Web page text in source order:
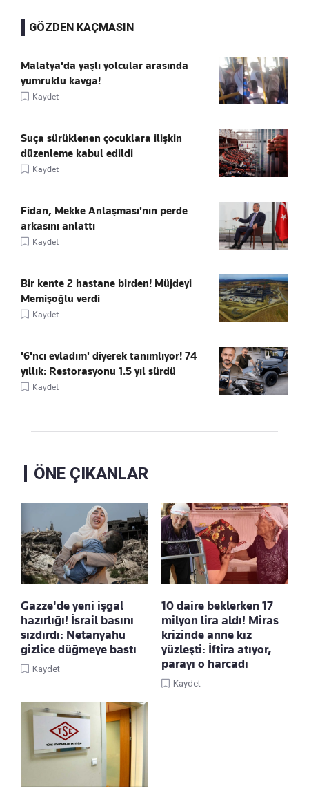
GÖZDEN KAÇMASIN
Malatya'da yaşlı yolcular arasında
yumruklu kavga!
Kaydet
Suça sürüklenen çocuklara ilişkin
düzenleme kabul edildi
Kaydet
Fidan, Mekke Anlaşması'nın perde
arkasını anlattı
Kaydet
Bir kente 2 hastane birden! Müjdeyi
Memişoğlu verdi
Kaydet
'6'ncı evladım' diyerek tanımlıyor! 74
yıllık: Restorasyonu 1.5 yıl sürdü
Kaydet
ÖNE ÇIKANLAR
Gazze'de yeni işgal
hazırlığı! İsrail basını
sızdırdı: Netanyahu
gizlice düğmeye bastı
Kaydet
10 daire beklerken 17
milyon lira aldı! Miras
krizinde anne kız
yüzleşti: İftira atıyor,
parayı o harcadı
Kaydet